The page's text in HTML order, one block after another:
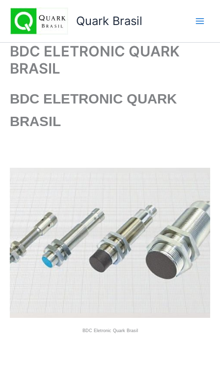
conteúdo
Quark Brasil
BDC ELETRONIC QUARK
BRASIL
BDC ELETRONIC QUARK
BRASIL
BDC Eletronic Quark Brasil